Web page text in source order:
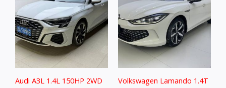
Audi A3L 1.4L 150HP 2WD
Volkswagen Lamando 1.4T